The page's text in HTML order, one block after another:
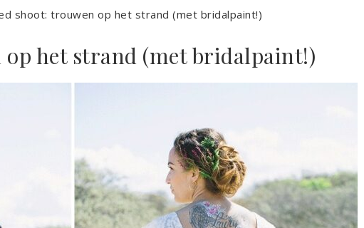
shoot: trouwen op het strand (met bridalpaint!)
het strand (met bridalpaint!)